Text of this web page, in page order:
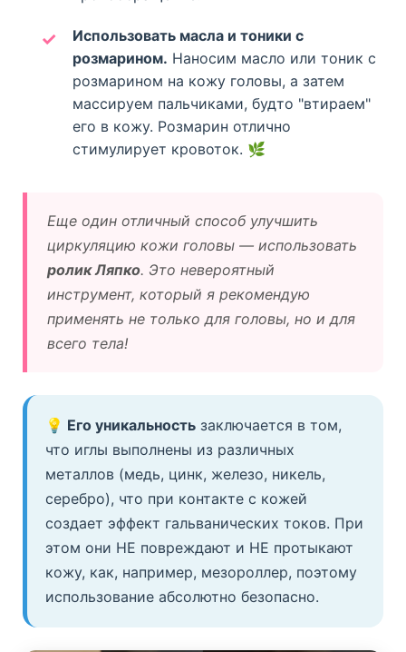
Использовать масла и тоники с
розмарином. Наносим масло или тоник с
розмарином на кожу головы, а затем
массируем пальчиками, будто "втираем"
его в кожу. Розмарин отлично
стимулирует кровоток. 🌿
Еще один отличный способ улучшить
циркуляцию кожи головы — использовать
ролик Ляпко. Это невероятный
инструмент, который я рекомендую
применять не только для головы, но и для
всего тела!
💡 Его уникальность заключается в том,
что иглы выполнены из различных
металлов (медь, цинк, железо, никель,
серебро), что при контакте с кожей
создает эффект гальванических токов. При
этом они НЕ повреждают и НЕ протыкают
кожу, как, например, мезороллер, поэтому
использование абсолютно безопасно.